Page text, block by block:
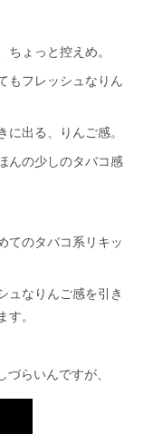
ょっと控えめ。
もフレッシュなりん
出る、りんご感。
んの少しのタバコ感
てのタバコ系リキッ
ュなりんご感を引き
。
らいんですが、